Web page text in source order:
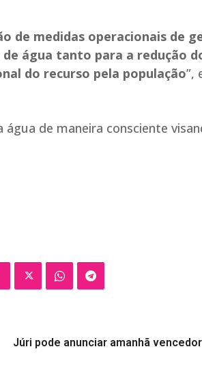
de medidas operacionais de
água tanto para a redução
do recurso pela população”,
de maneira consciente
Júri pode anunciar amanhã